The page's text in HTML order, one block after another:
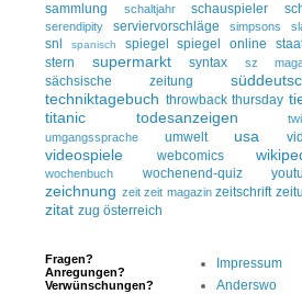
sammlung schaltjahr schauspieler
serendipity serviervorschläge simpsons
snl spanisch spiegel spiegel online
stern
supermarkt syntax sz
sächsische zeitung
techniktagebuch throwback thursday
titanic
todesanzeigen
umgangssprache
umwelt usa
videospiele webcomics
wochenbuch wochenend-quiz
zeichnung zeit zeit magazin zeitschrift
zitat zug österreich
Fragen?
Anregungen?
Verwünschungen?
Impressum
Anderswo